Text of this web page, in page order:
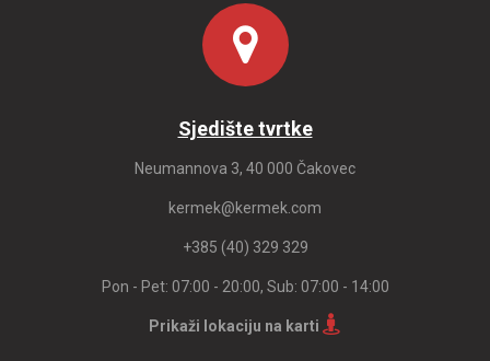
Sjedište tvrtke
Neumannova 3, 40 000 Čakovec
kermek@kermek.com
+385 (40) 329 329
Pon - Pet: 07:00 - 20:00, Sub: 07:00 - 14:00
Prikaži lokaciju na karti